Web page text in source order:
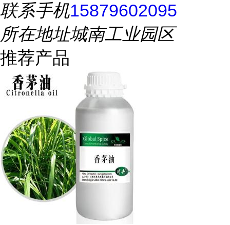
联系手机15879602095
所在地址城南工业园区
推荐产品